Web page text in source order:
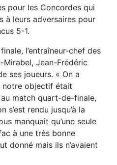
pour les Concordes qui
à leurs adversaires pour
5-1.
l’entraîneur-chef des
Jean-Frédéric
ses joueurs. « On a
notre objectif était
match quart-de-finale,
s’est rendu jusqu’à la
manquait qu’une seule
à une très bonne
donné mais ils n’avaient